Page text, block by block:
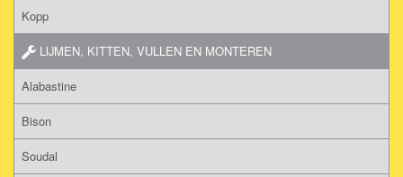
Kopp
LIJMEN, KITTEN, VULLEN EN MONTEREN
Alabastine
Bison
Soudal